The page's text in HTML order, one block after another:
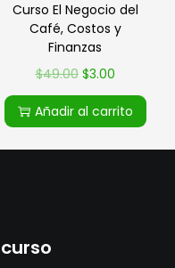
Curso El Negocio del
Café, Costos y
Finanzas
$49.00 $3.00
Añadir al carrito